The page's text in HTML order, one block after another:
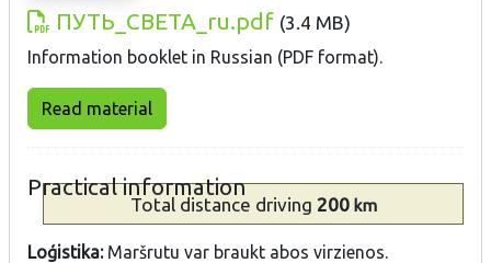
ПУТЬ_СВЕТА_ru.pdf (3.4 MB)
Information booklet in Russian (PDF format).
Read material
Practical information
Total distance driving 200km
Loģistika: Maršrutu var braukt abos virzienos.